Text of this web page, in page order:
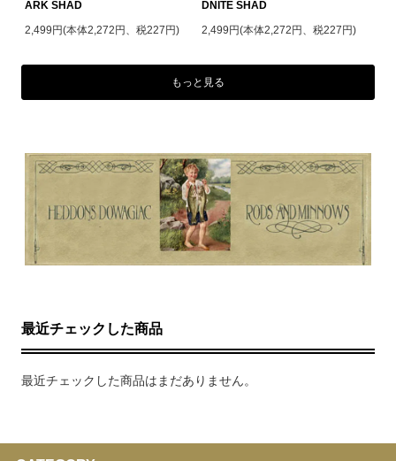
ARK SHAD
2,499円(本体2,272円、税227円)
DNITE SHAD
2,499円(本体2,272円、税227円)
もっと見る
最近チェックした商品
最近チェックした商品はまだありません。